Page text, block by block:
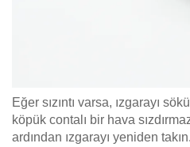
Eğer sızıntı varsa, ızgarayı
köpük contalı bir hava
ardından ızgarayı yeniden